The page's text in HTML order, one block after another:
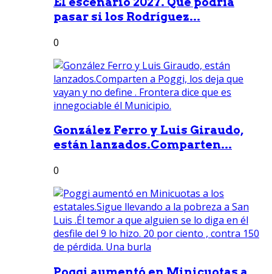
pasar si los Rodríguez...
0
González Ferro y Luis Giraudo,
están lanzados.Comparten...
0